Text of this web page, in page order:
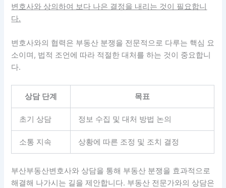
변호사와 상의하여 보다 나은 결정을 내리는 것이 필요합니
다.
변호사와의 협력은 부동산 분쟁을 전문적으로 다루는 핵심 요
소이며, 법적 조언에 따라 적절한 대처를 하는 것이 중요합니
다.
상담 단계 목표
초기 상담 정보 수집 및 대처 방법 논의
소통 지속 상황에 따른 조정 및 조치 결정
부산부동산변호사와 상담을 통해 부동산 분쟁을 효과적으로
해결해 나가시는 길을 제안합니다. 부동산 전문가와의 상담은